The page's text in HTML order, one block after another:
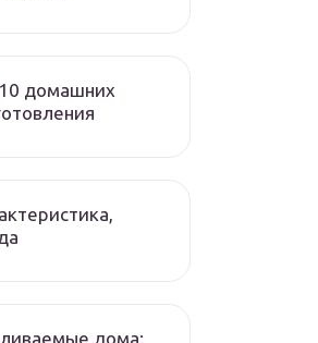
домашних
дома: